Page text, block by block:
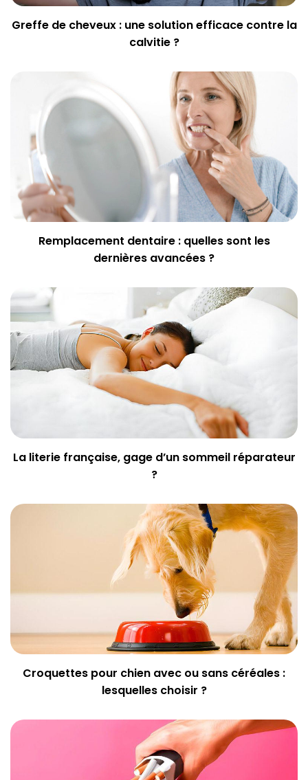
Greffe de cheveux : une solution efficace contre la
calvitie ?
Remplacement dentaire : quelles sont les
dernières avancées ?
La literie française, gage d’un sommeil réparateur
?
Croquettes pour chien avec ou sans céréales :
lesquelles choisir ?